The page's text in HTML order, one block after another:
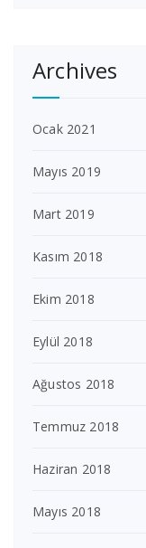
Archives
Ocak 2021
Mayıs 2019
Mart 2019
Kasım 2018
Ekim 2018
Eylül 2018
Ağustos 2018
Temmuz 2018
Haziran 2018
Mayıs 2018